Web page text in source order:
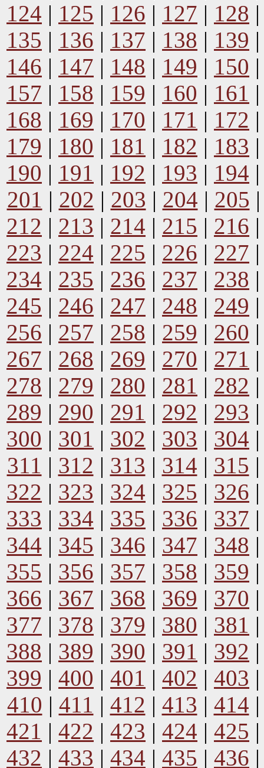
124 | 125 | 126 | 127 | 128
135 | 136 | 137 | 138 | 139
146 | 147 | 148 | 149 | 150
157 | 158 | 159 | 160 | 161
168 | 169 | 170 | 171 | 172
179 | 180 | 181 | 182 | 183
190 | 191 | 192 | 193 | 194
201 | 202 | 203 | 204 | 205
212 | 213 | 214 | 215 | 216
223 | 224 | 225 | 226 | 227
234 | 235 | 236 | 237 | 238
245 | 246 | 247 | 248 | 249
256 | 257 | 258 | 259 | 260
267 | 268 | 269 | 270 | 271
278 | 279 | 280 | 281 | 282
289 | 290 | 291 | 292 | 293
300 | 301 | 302 | 303 | 304
311 | 312 | 313 | 314 | 315
322 | 323 | 324 | 325 | 326
333 | 334 | 335 | 336 | 337
344 | 345 | 346 | 347 | 348
355 | 356 | 357 | 358 | 359
366 | 367 | 368 | 369 | 370
377 | 378 | 379 | 380 | 381
388 | 389 | 390 | 391 | 392
399 | 400 | 401 | 402 | 403
410 | 411 | 412 | 413 | 414
421 | 422 | 423 | 424 | 425
432 | 433 | 434 | 435 | 436